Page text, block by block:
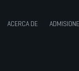
ACERCA DE